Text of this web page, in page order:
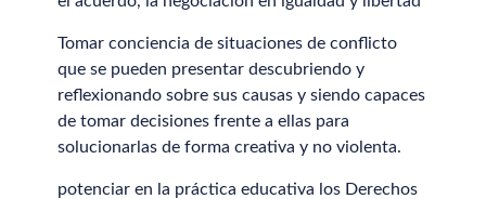
Tomar conciencia de situaciones de conflicto
que se pueden presentar descubriendo y
reflexionando sobre sus causas y siendo capaces
de tomar decisiones frente a ellas para
solucionarlas de forma creativa y no violenta.
potenciar en la práctica educativa los Derechos